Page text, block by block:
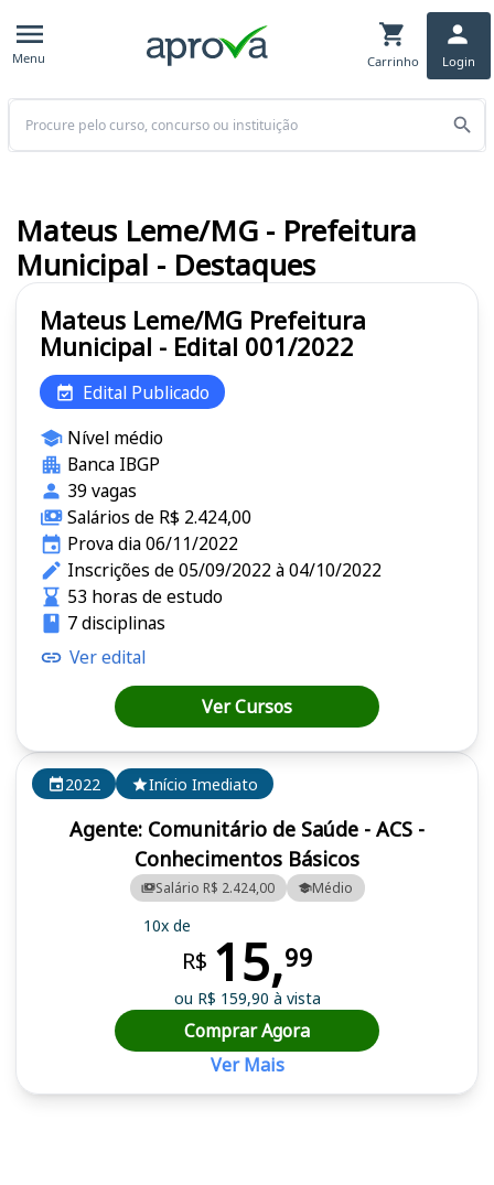
Menu Carrinho Login
Buscar
2022 Início Imediato
Agente: Comunitário de Saúde - ACS -
Conhecimentos Básicos
Salário R$ 2.424,00 Médio
10x de
R$ 15,99
ou R$ 159,90 à vista
Comprar Agora
Ver Mais
Mateus Leme/MG Prefeitura
Municipal - Edital 001/2022
Edital Publicado
Nível médio
Banca IBGP
39 vagas
Salários de R$ 2.424,00
Prova dia 06/11/2022
Inscrições de 05/09/2022 à 04/10/2022
53 horas de estudo
7 disciplinas
Ver edital
Ver Cursos
Mateus Leme/MG - Prefeitura
Municipal - Destaques